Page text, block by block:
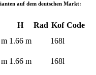
auf dem deutschen Markt:
H Rad Kof Code
1.66 m
168l
1.66 m 168l